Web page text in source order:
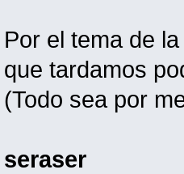
Por el tema de
que tardamos
(Todo sea por
seraser